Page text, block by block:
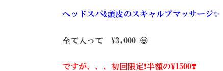
ヘッドスパ&頭皮のスキャルプマッサージ✨
全て入って ¥3,000 😃
ですが、、、初回限定❗️半額の¥1500❣️